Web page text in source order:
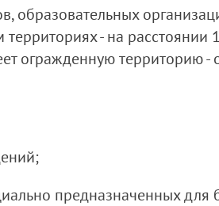
образовательных
- на расстоянии
огражденную территорию -
предназначенных для